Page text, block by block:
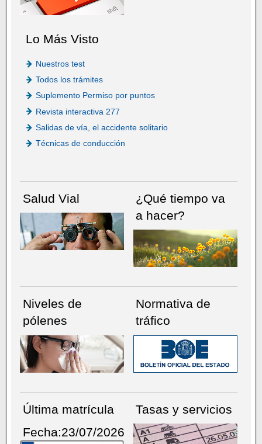
Lo Más Visto
Nuestros test
Todos los trámites
Suplemento Permiso por puntos
Revista interactiva 277
Salidas de vía, el accidente solitario
Técnicas de conducción
Salud Vial
¿Qué tiempo va
a hacer?
Niveles de
pólenes
Normativa de
tráfico
Última matrícula
Fecha:23/07/2026
Tasas y servicios